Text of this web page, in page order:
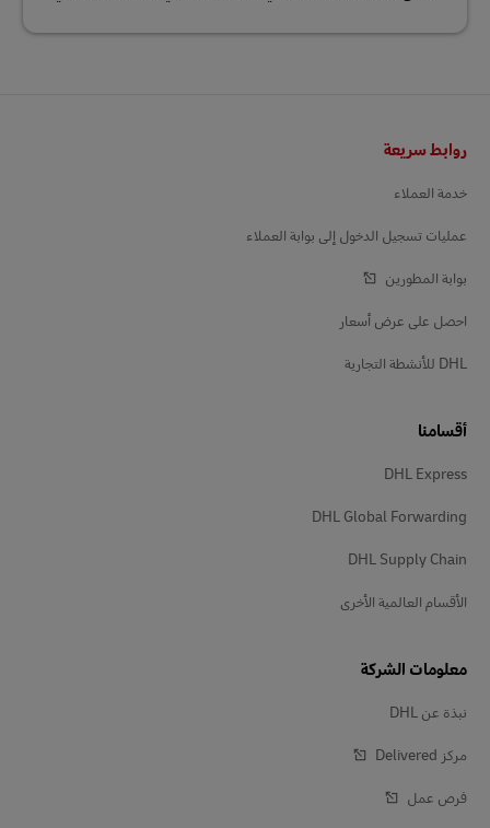
روابط سريعة
خدمة العملاء
عمليات تسجيل الدخول إلى بوابة العملاء
بوابة المطورين
احصل على عرض أسعار
DHL للأنشطة التجارية
أقسامنا
DHL Express
DHL Global Forwarding
DHL Supply Chain
الأقسام العالمية الأخرى
معلومات الشركة
نبذة عن DHL
مركز Delivered‎
فرص عمل